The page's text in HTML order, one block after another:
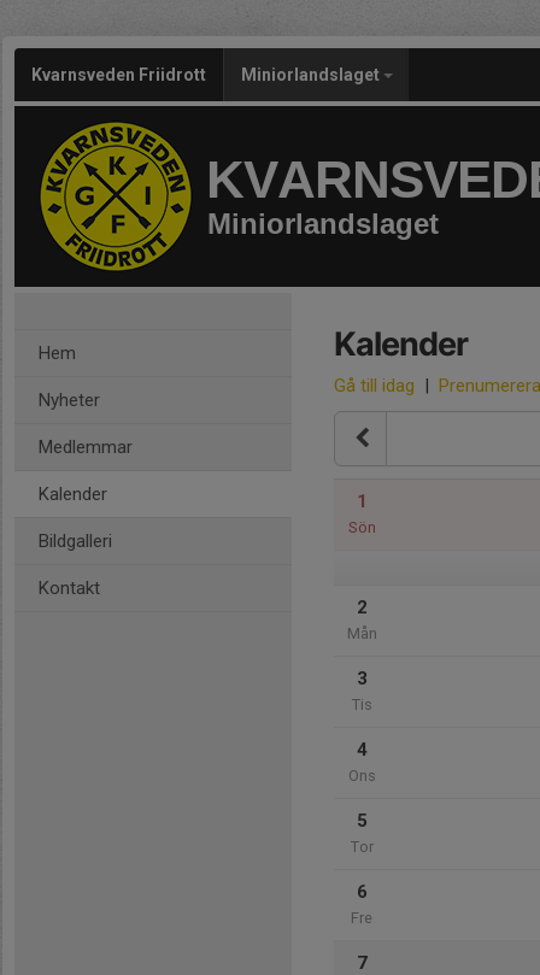
Kvarnsveden Friidrott Miniorlandslaget
Miniorlandslaget
Hem
Nyheter
Medlemmar
Kalender
Bildgalleri
Kontakt
Kalender
Gå till idag | Prenumerera
1
Sön
2
Mån
3
Tis
4
Ons
5
Tor
6
Fre
7